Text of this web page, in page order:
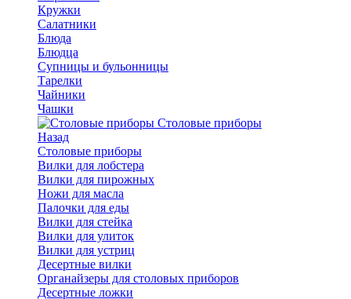
Кружки
Салатники
Блюда
Блюдца
Супницы и бульонницы
Тарелки
Чайники
Чашки
Cтоловые приборы
Назад
Cтоловые приборы
Вилки для лобстера
Вилки для пирожных
Ножи для масла
Палочки для еды
Вилки для стейка
Вилки для улиток
Вилки для устриц
Десертные вилки
Органайзеры для столовых приборов
Десертные ложки